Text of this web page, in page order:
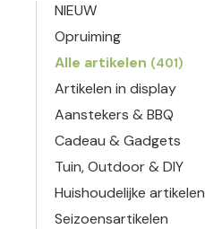
NIEUW
Opruiming
Alle artikelen (401)
Artikelen in display
Aanstekers & BBQ
Cadeau & Gadgets
Tuin, Outdoor & DIY
Huishoudelijke artikelen
Seizoensartikelen